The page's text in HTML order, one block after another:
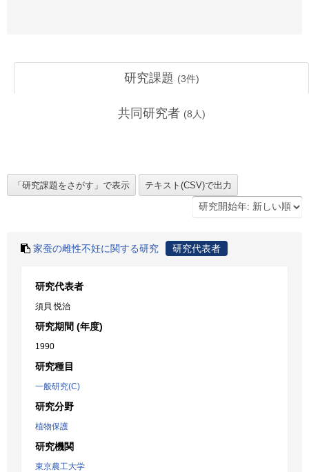
研究課題 (3件)
共同研究者 (8 人)
家蚕の雌性不妊に関する研究 研究代表者
研究代表者
須貝 悦治
研究期間 (年度)
1990
研究種目
一般研究(C)
研究分野
植物保護
研究機関
東京農工大学